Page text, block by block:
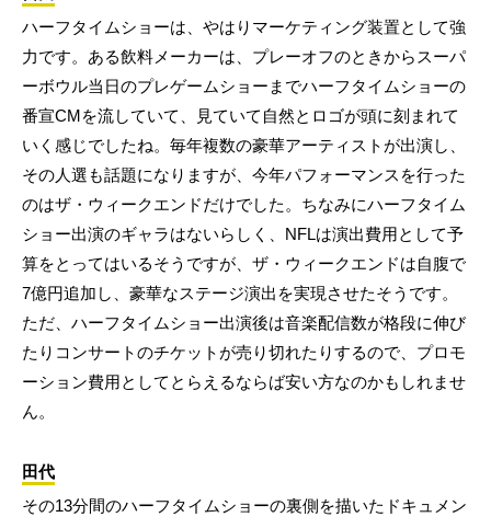
ハーフタイムショーは、やはりマーケティング装置として強
力です。ある飲料メーカーは、プレーオフのときからスーパ
ーボウル当日のプレゲームショーまでハーフタイムショーの
番宣CMを流していて、見ていて自然とロゴが頭に刻まれて
いく感じでしたね。毎年複数の豪華アーティストが出演し、
その人選も話題になりますが、今年パフォーマンスを行った
のはザ・ウィークエンドだけでした。ちなみにハーフタイム
ショー出演のギャラはないらしく、NFLは演出費用として予
算をとってはいるそうですが、ザ・ウィークエンドは自腹で
7億円追加し、豪華なステージ演出を実現させたそうです。
ただ、ハーフタイムショー出演後は音楽配信数が格段に伸び
たりコンサートのチケットが売り切れたりするので、プロモ
ーション費用としてとらえるならば安い方なのかもしれませ
ん。
田代
その13分間のハーフタイムショーの裏側を描いたドキュメン